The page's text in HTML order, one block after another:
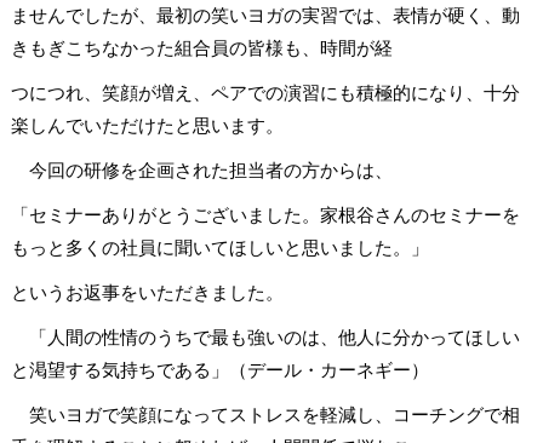
ませんでしたが、最初の笑いヨガの実習では、表情が硬く、動
きもぎこちなかった組合員の皆様も、時間が経
つにつれ、笑顔が増え、ペアでの演習にも積極的になり、十分
楽しんでいただけたと思います。
今回の研修を企画された担当者の方からは、
「セミナーありがとうございました。家根谷さんのセミナーを
もっと多くの社員に聞いてほしいと思いました。」
というお返事をいただきました。
「人間の性情のうちで最も強いのは、他人に分かってほしい
と渇望する気持ちである」（デール・カーネギー）
笑いヨガで笑顔になってストレスを軽減し、コーチングで相